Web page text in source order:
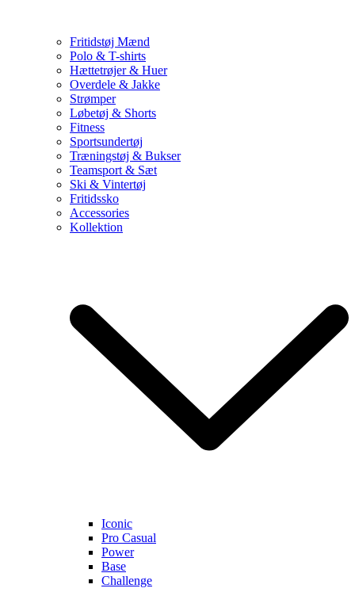
Fritidstøj Mænd
Polo & T-shirts
Hættetrøjer & Huer
Overdele & Jakke
Strømper
Løbetøj & Shorts
Fitness
Sportsundertøj
Træningstøj & Bukser
Teamsport & Sæt
Ski & Vintertøj
Fritidssko
Accessories
Kollektion
Iconic
Pro Casual
Power
Base
Challenge